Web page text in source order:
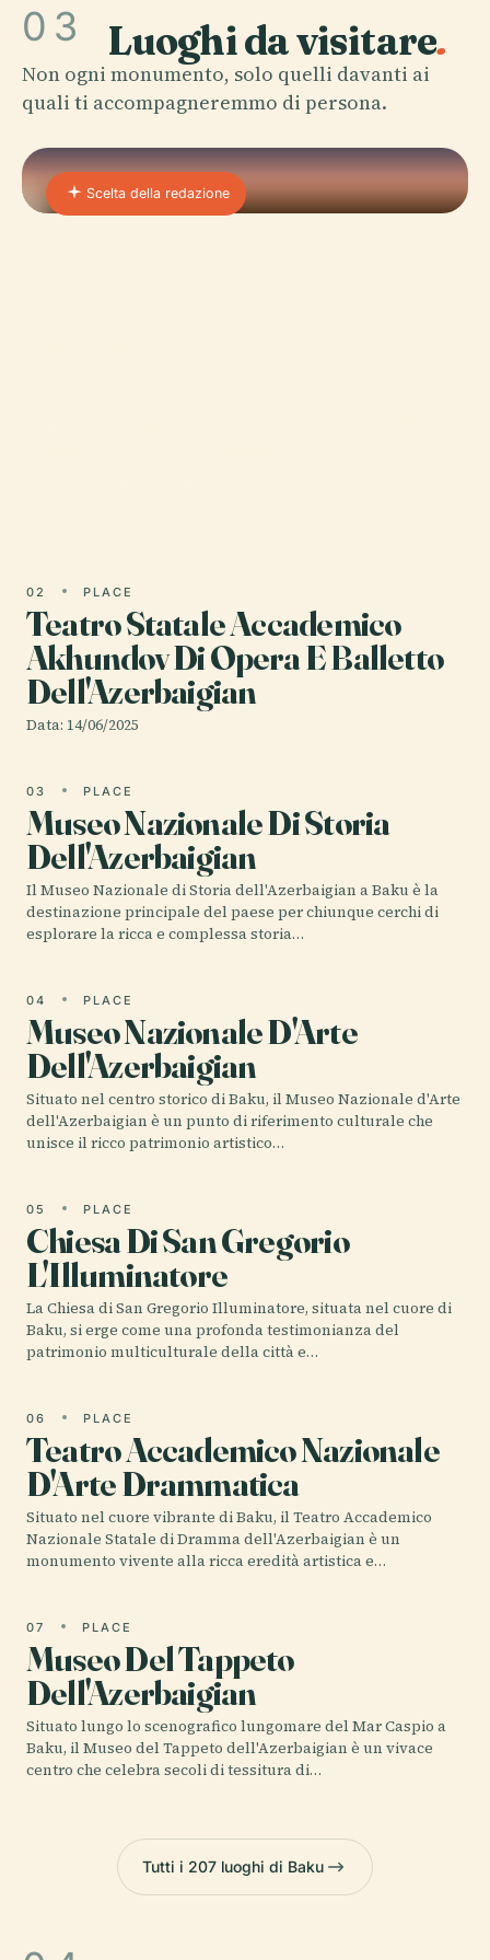
03 Luoghi da visitare.
Non ogni monumento, solo quelli davanti ai
quali ti accompagneremmo di persona.
Scelta della redazione
02 PLACE
Teatro Statale Accademico
Akhundov Di Opera E Balletto
Dell'Azerbaigian
Data: 14/06/2025
03 PLACE
Museo Nazionale Di Storia
Dell'Azerbaigian
Il Museo Nazionale di Storia dell'Azerbaigian a Baku è la
destinazione principale del paese per chiunque cerchi di
esplorare la ricca e complessa storia…
04 PLACE
Museo Nazionale D'Arte
Dell'Azerbaigian
Situato nel centro storico di Baku, il Museo Nazionale d'Arte
dell'Azerbaigian è un punto di riferimento culturale che
unisce il ricco patrimonio artistico…
05 PLACE
Chiesa Di San Gregorio
L'Illuminatore
La Chiesa di San Gregorio Illuminatore, situata nel cuore di
Baku, si erge come una profonda testimonianza del
patrimonio multiculturale della città e…
06 PLACE
Teatro Accademico Nazionale
D'Arte Drammatica
Situato nel cuore vibrante di Baku, il Teatro Accademico
Nazionale Statale di Dramma dell'Azerbaigian è un
monumento vivente alla ricca eredità artistica e…
07 PLACE
Museo Del Tappeto
Dell'Azerbaigian
Situato lungo lo scenografico lungomare del Mar Caspio a
Baku, il Museo del Tappeto dell'Azerbaigian è un vivace
centro che celebra secoli di tessitura di…
Tutti i 207 luoghi di Baku